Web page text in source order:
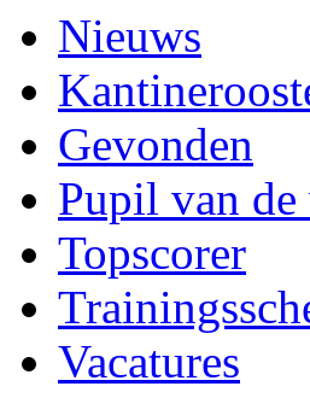
Nieuws
Gevonden
Pupil van de
Topscorer
Vacatures